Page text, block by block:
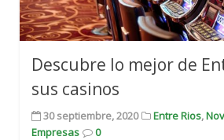
Descubre lo mejor de
sus casinos
30 septiembre, 2020 Entre Rios,
Empresas
0